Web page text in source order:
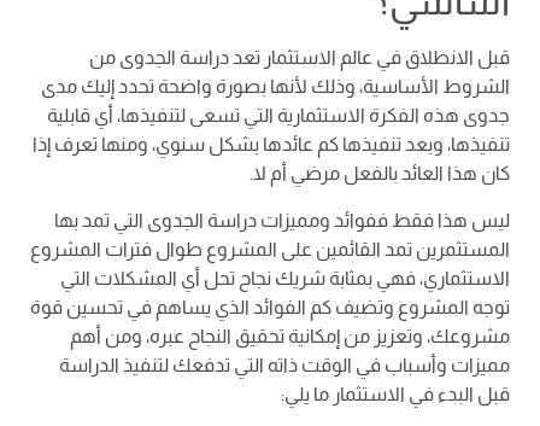
قبل الانطلاق في عالم الاستثمار تعد دراسة الجدوى من
الشروط الأساسية، وذلك لأنها بصورة واضحة تحدد إليك مدى
جدوى هذه الفكرة الاستثمارية التي تسعى لتنفيذها، أي قابلية
تنفيذها، وبعد تنفيذها كم عائدها بشكل سنوي، ومنها تعرف إذا
كان هذا العائد بالفعل مرضي أم لا.
ليس هذا فقط ففوائد ومميزات دراسة الجدوى التي تمد بها
المستثمرين تمد القائمين على المشروع طوال فترات المشروع
الاستثماري، فهي بمثابة شريك نجاح تحل أي المشكلات التي
توجه المشروع وتضيف كم الفوائد الذي يساهم في تحسين قوة
مشروعك، وتعزيز من إمكانية تحقيق النجاح عبره، ومن أهم
مميزات وأسباب في الوقت ذاته التي تدفعك لتنفيذ الدراسة
قبل البدء في الاستثمار ما يلي: